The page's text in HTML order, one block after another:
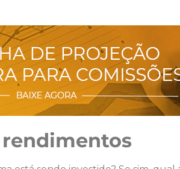
rendimentos